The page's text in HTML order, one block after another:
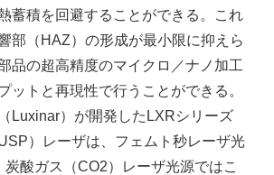
蓄積を回避することができる。これ
部（HAZ）の形成が最小限に抑えら
品の超高精度のマイクロ／ナノ加工
ットと再現性で行うことができる。
Luxinar）が開発したLXRシリーズ
）レーザは、フェムト秒レーザ光
酸ガス（CO2）レーザ光源ではこ